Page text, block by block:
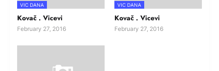
VIC DANA
Kovač . Vicevi
February 27, 2016
VIC DANA
Kovač . Vicevi
February 27, 2016